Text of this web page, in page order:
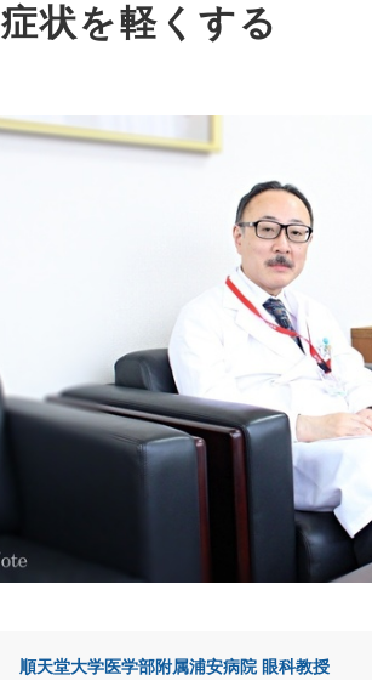
状を軽くする
順天堂大学医学部附属浦安病院 眼科教授